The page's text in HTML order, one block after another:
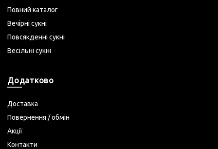
Повний каталог
Вечірні сукні
Повсякденні сукні
Весільні сукні
Додатково
Доставка
Повернення / обмін
Акції
Контакти